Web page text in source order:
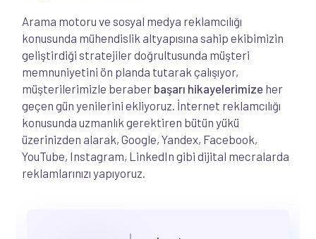
Arama motoru ve sosyal medya reklamcılığı
konusunda mühendislik altyapısına sahip ekibimizin
geliştirdiği stratejiler doğrultusunda müşteri
memnuniyetini ön planda tutarak çalışıyor,
müşterilerimizle beraber başarı hikayelerimize her
geçen gün yenilerini ekliyoruz. İnternet reklamcılığı
konusunda uzmanlık gerektiren bütün yükü
üzerinizden alarak, Google, Yandex, Facebook,
YouTube, Instagram, LinkedIn gibi dijital mecralarda
reklamlarınızı yapıyoruz.